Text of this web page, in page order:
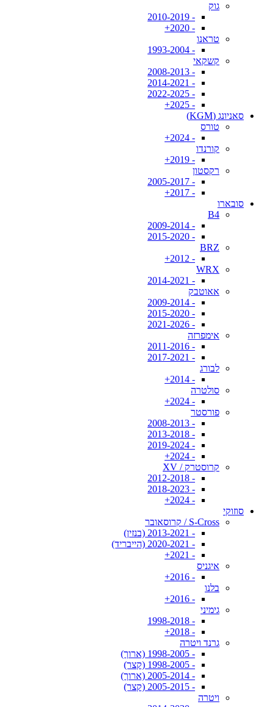
גוק
- 2010-2019
- 2020+
טראנו
- 1993-2004
קשקאי
- 2008-2013
- 2014-2021
- 2022-2025
- 2025+
סאניונג (KGM)
טורס
- 2024+
קורנדו
- 2019+
רקסטון
- 2005-2017
- 2017+
סובארו
B4
- 2009-2014
- 2015-2020
BRZ
- 2012+
WRX
- 2014-2021
אאוטבק
- 2009-2014
- 2015-2020
- 2021-2026
אימפרזה
- 2011-2016
- 2017-2021
לבורג
- 2014+
סולטרה
- 2024+
פורסטר
- 2008-2013
- 2013-2018
- 2019-2024
- 2024+
קרוסטרק / XV
- 2012-2018
- 2018-2023
- 2024+
סוזוקי
S-Cross / קרוסאובר
- 2013-2021 (בנזין)
- 2020-2021 (הייבריד)
- 2021+
איגניס
- 2016+
בלנו
- 2016+
גימיני
- 1998-2018
- 2018+
גרנד ויטרה
- 1998-2005 (ארוך)
- 1998-2005 (קצר)
- 2005-2014 (ארוך)
- 2005-2015 (קצר)
ויטרה